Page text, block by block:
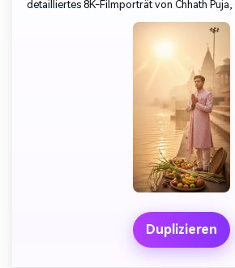
detailliertes 8K-Filmporträt von Chhath
Duplizieren